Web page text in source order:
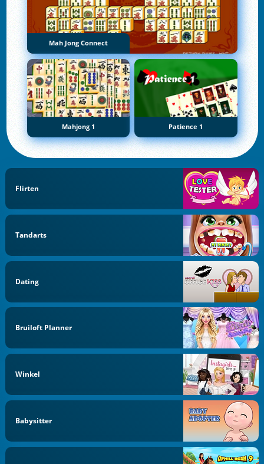
Mah Jong Connect
Mahjong 1 Patience 1
Flirten
Tandarts
Dating
Bruiloft Planner
Winkel
Babysitter